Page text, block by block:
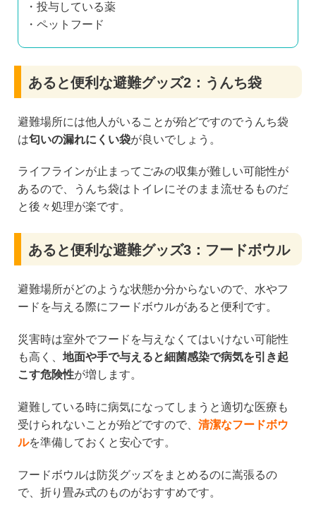
・投与している薬
・ペットフード
あると便利な避難グッズ2：うんち袋
避難場所には他人がいることが殆どですのでうんち袋
は匂いの漏れにくい袋が良いでしょう。
ライフラインが止まってごみの収集が難しい可能性が
あるので、うんち袋はトイレにそのまま流せるものだ
と後々処理が楽です。
あると便利な避難グッズ3：フードボウル
避難場所がどのような状態か分からないので、水やフ
ードを与える際にフードボウルがあると便利です。
災害時は室外でフードを与えなくてはいけない可能性
も高く、 地面や手で与えると細菌感染で病気を引き起
こす危険性が増します。
避難している時に病気になってしまうと適切な医療も
受けられないことが殆どですので、 清潔なフードボウ
ルを準備しておくと安心です。
フードボウルは防災グッズをまとめるのに嵩張るの
で、折り畳み式のものがおすすめです。